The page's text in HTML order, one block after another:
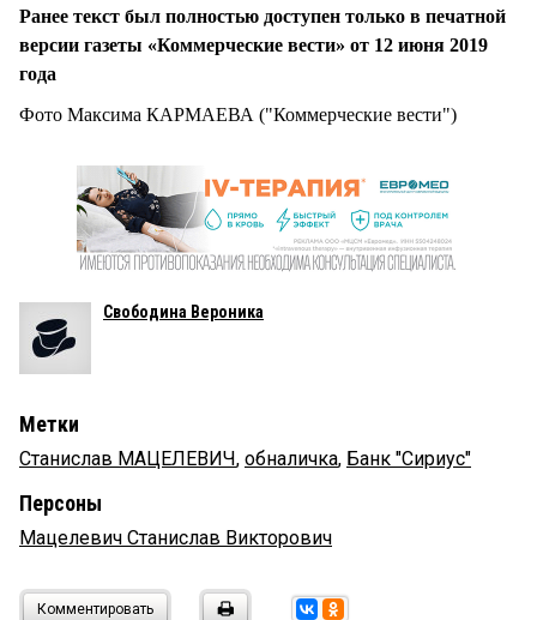
Ранее текст был полностью доступен только в печатной
версии газеты «Коммерческие вести» от 12 июня 2019
года
Фото Максима КАРМАЕВА ("Коммерческие вести")
Свободина Вероника
Метки
Станислав МАЦЕЛЕВИЧ, обналичка, Банк "Сириус"
Персоны
Мацелевич Станислав Викторович
Комментировать